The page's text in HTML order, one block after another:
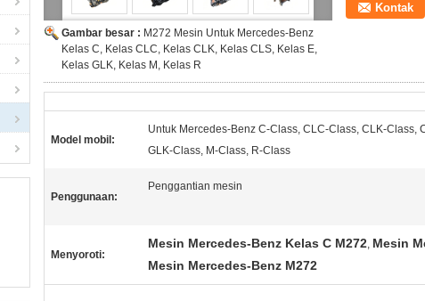
Gambar besar : M272 Mesin Untuk Mercedes-Benz
Kelas C, Kelas CLC, Kelas CLK, Kelas CLS, Kelas E,
Kelas GLK, Kelas M, Kelas R
Kontak
Model mobil:
Untuk Mercedes-Benz C-Class, CLC-Class, CLK-Class,
GLK-Class, M-Class, R-Class
Penggunaan:
Penggantian mesin
Menyoroti:
Mesin Mercedes-Benz Kelas C M272, Mesin
Mesin Mercedes-Benz M272